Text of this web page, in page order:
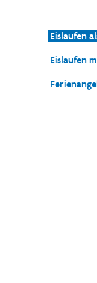
Eislaufen
Eislaufen